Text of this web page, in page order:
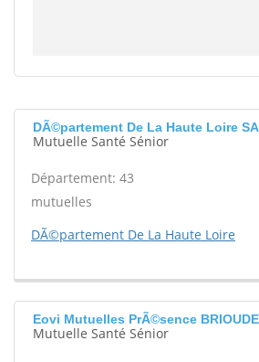
DÃ©partement De La Haute Loire
Mutuelle Santé Sénior
Département: 43
mutuelles
DÃ©partement De La Haute Loire
Eovi Mutuelles PrÃ©sence BRIOUDE
Mutuelle Santé Sénior